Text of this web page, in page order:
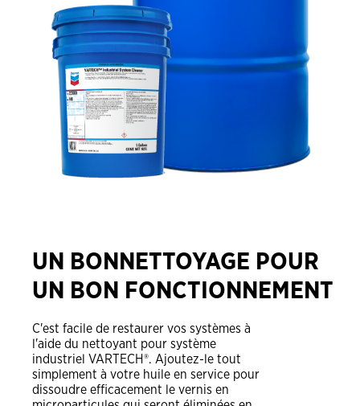
UN BONNETTOYAGE POUR
UN BON FONCTIONNEMENT
C'est facile de restaurer vos systèmes à
l'aide du nettoyant pour système
industriel VARTECH®. Ajoutez-le tout
simplement à votre huile en service pour
dissoudre efficacement le vernis en